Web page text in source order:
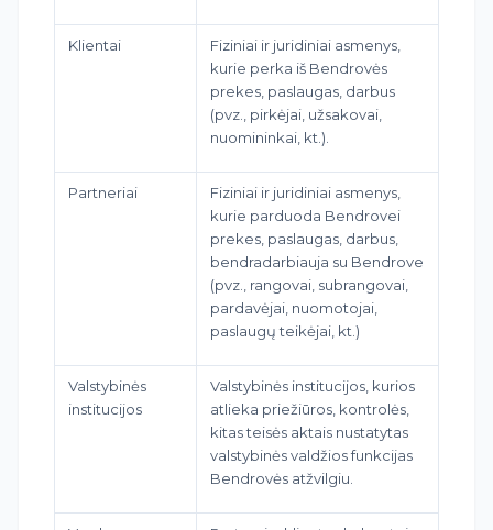
Klientai
Fiziniai ir juridiniai asmenys,
kurie perka iš Bendrovės
prekes, paslaugas, darbus
(pvz., pirkėjai, užsakovai,
nuomininkai, kt.).
Partneriai
Fiziniai ir juridiniai asmenys,
kurie parduoda Bendrovei
prekes, paslaugas, darbus,
bendradarbiauja su Bendrove
(pvz., rangovai, subrangovai,
pardavėjai, nuomotojai,
paslaugų teikėjai, kt.)
Valstybinės
institucijos
Valstybinės institucijos, kurios
atlieka priežiūros, kontrolės,
kitas teisės aktais nustatytas
valstybinės valdžios funkcijas
Bendrovės atžvilgiu.